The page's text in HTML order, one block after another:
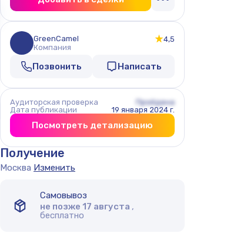
GreenCamel
4,5
Компания
Позвонить Написать
Аудиторская проверка
Пройдена
Дата публикации
19 января 2024 г.
Посмотреть детализацию
Получение
Москва Изменить
Самовывоз
не позже 17 августа ,
бесплатно